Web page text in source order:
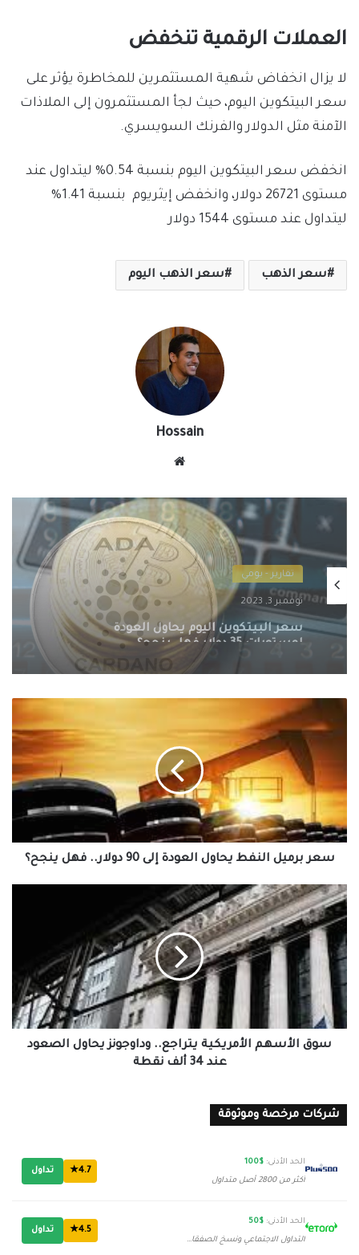
العملات الرقمية تنخفض
لا يزال انخفاض شهية المستثمرين للمخاطرة يؤثر على
سعر البيتكوين اليوم، حيث لجأ المستثمرون إلى الملاذات
الآمنة مثل الدولار والفرنك السويسري.
انخفض سعر البيتكوين اليوم بنسبة 0.54% ليتداول عند
مستوى 26721 دولار، وانخفض إيثريوم بنسبة 1.41%
ليتداول عند مستوى 1544 دولار
سعر الذهب سعر الذهب اليوم
Hossain
تقارير - يومي
نوفمبر 2, 2023
سعر الكاردانو اليوم يسجل أقصى ارتفاع
بنسبة 8%
برميل
العودة
إلى
90
دولار..
فهل
ينجح؟
سعر برميل النفط يحاول العودة إلى 90 دولار.. فهل ينجح؟
سوق
الأسهم
الأمريكية
يتراجع..
وداوجونز
يحاول
الصعود
عند
34
سوق الأسهم الأمريكية يتراجع.. وداوجونز يحاول الصعود
عند 34 ألف نقطة
شركات مرخصة وموثوقة
الحد الأدنى: $100
أكثر من 2800 أصل متداول
4.7★ تداول
الحد الأدنى: $50
التداول الاجتماعي ونسخ الصفقات
4.5★ تداول